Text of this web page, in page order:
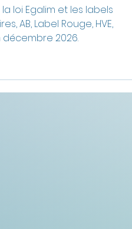
loi Egalim et les labels
AB, Label Rouge, HVE,
décembre 2026.